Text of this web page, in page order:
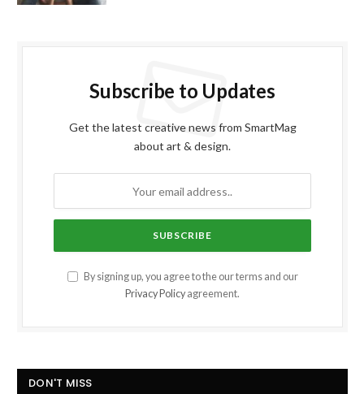
Subscribe to Updates
Get the latest creative news from SmartMag
about art & design.
By signing up, you agree to the our terms and our
Privacy Policy agreement.
DON'T MISS